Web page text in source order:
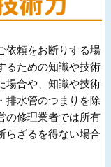
依頼をお断りする場
るための知識や技術
場合や、知識や技術
排水管のつまりを除
の修理業者では所有
らざるを得ない場合